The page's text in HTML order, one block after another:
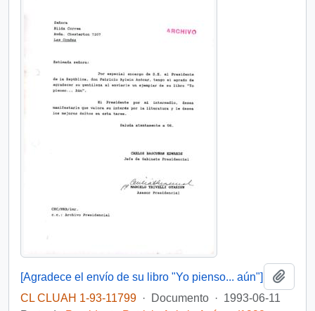
[Agradece el envío de su libro "Yo pienso... aún"]
CL CLUAH 1-93-11799 · Documento · 1993-06-11